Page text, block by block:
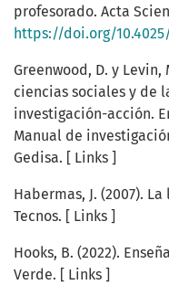
profesorado. Acta
https://doi.org/
Greenwood, D. y Levin,
ciencias sociales y de
investigación-acción.
Manual de
Gedisa. [ Links ]
Habermas, J. (2007).
Tecnos. [ Links ]
Hooks, B. (2022).
Verde. [ Links ]